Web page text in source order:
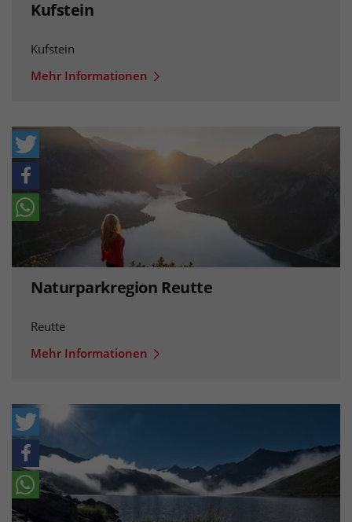
Kufstein
Kufstein
Mehr Informationen
Naturparkregion Reutte
Reutte
Mehr Informationen